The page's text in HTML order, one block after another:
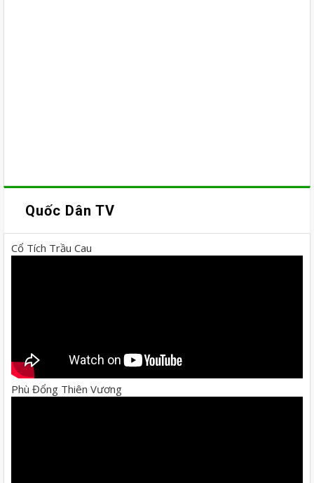
Quốc Dân TV
Cổ Tích Trầu Cau
Phù Đổng Thiên Vương